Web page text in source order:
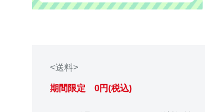
<送料>
期間限定 0円(税込)